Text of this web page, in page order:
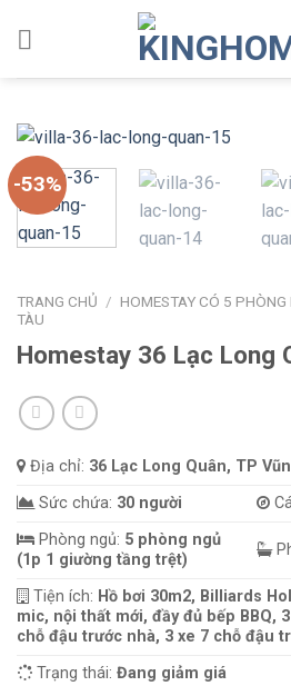
-53%
TRANG CHỦ / HOMESTAY CÓ 5
TÀU
Homestay 36 Lạc Long
Địa chỉ: 36 Lạc Long Quân, TP
Sức chứa: 30 người
Phòng ngủ: 5 phòng ngủ
(1p 1 giường tầng trệt)
Tiện ích: Hồ bơi 30m2, Billiards
mic, nội thất mới, đầy đủ bếp BBQ,
chỗ đậu trước nhà, 3 xe 7 chỗ đậu
Trạng thái: Đang giảm giá